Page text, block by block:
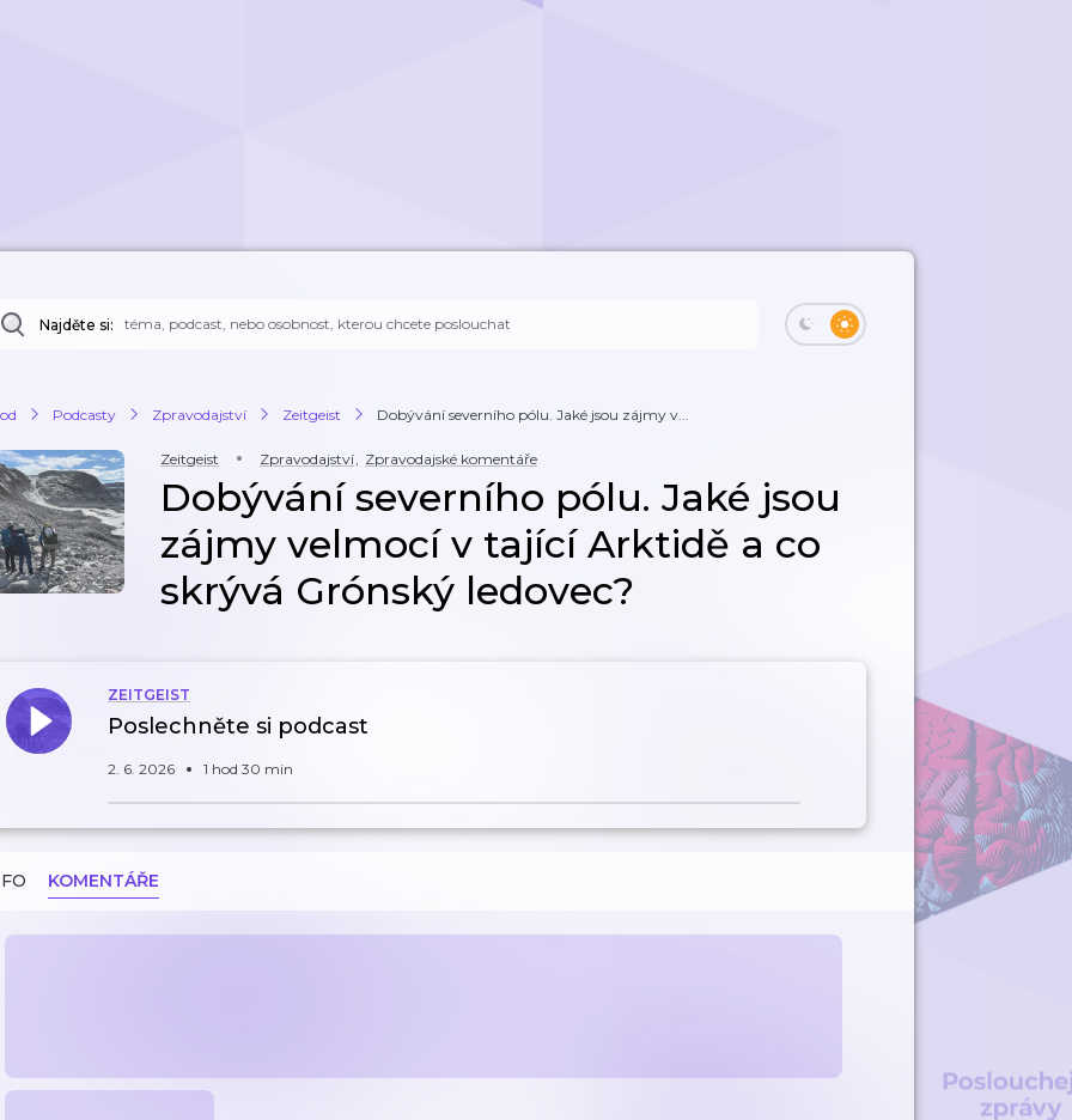
Najděte si:
Podcasty Zpravodajství Zeitgeist Dobývání severního pólu. Jaké jsou zájmy v...
Zeitgeist Zpravodajství, Zpravodajské komentáře
Dobývání severního pólu. Jaké jsou
zájmy velmocí v tající Arktidě a co
skrývá Grónský ledovec?
ZEITGEIST
Poslechněte si podcast
2. 6. 2026 1 hod 30 min
KOMENTÁŘE